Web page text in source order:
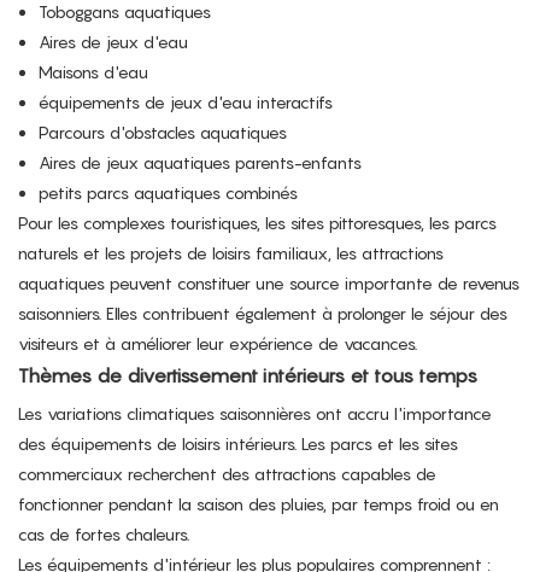
Toboggans aquatiques
Aires de jeux d'eau
Maisons d'eau
équipements de jeux d'eau interactifs
Parcours d'obstacles aquatiques
Aires de jeux aquatiques parents-enfants
petits parcs aquatiques combinés
Pour les complexes touristiques, les sites pittoresques, les parcs
naturels et les projets de loisirs familiaux, les attractions
aquatiques peuvent constituer une source importante de revenus
saisonniers. Elles contribuent également à prolonger le séjour des
visiteurs et à améliorer leur expérience de vacances.
Thèmes de divertissement intérieurs et tous temps
Les variations climatiques saisonnières ont accru l'importance
des équipements de loisirs intérieurs. Les parcs et les sites
commerciaux recherchent des attractions capables de
fonctionner pendant la saison des pluies, par temps froid ou en
cas de fortes chaleurs.
Les équipements d'intérieur les plus populaires comprennent :